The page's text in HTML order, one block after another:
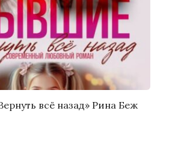
всё назад» Рина Беж